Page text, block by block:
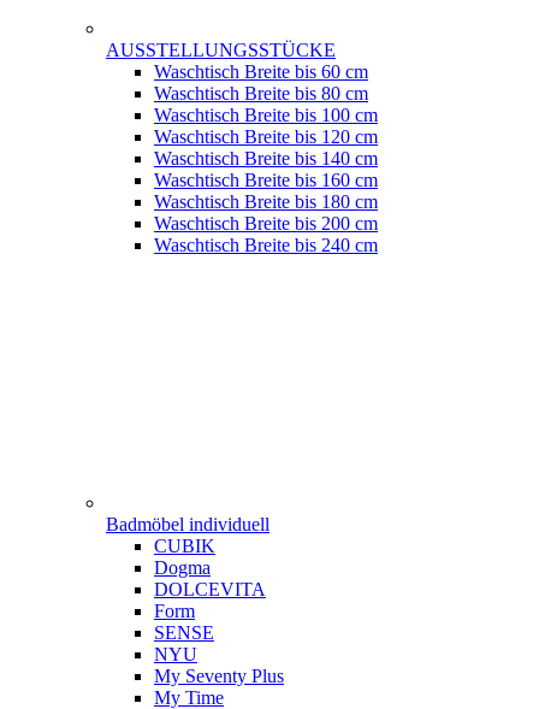
AUSSTELLUNGSSTÜCKE
Waschtisch Breite bis 60 cm
Waschtisch Breite bis 80 cm
Waschtisch Breite bis 100 cm
Waschtisch Breite bis 120 cm
Waschtisch Breite bis 140 cm
Waschtisch Breite bis 160 cm
Waschtisch Breite bis 180 cm
Waschtisch Breite bis 200 cm
Waschtisch Breite bis 240 cm
Badmöbel individuell
CUBIK
Dogma
DOLCEVITA
Form
SENSE
NYU
My Seventy Plus
My Time